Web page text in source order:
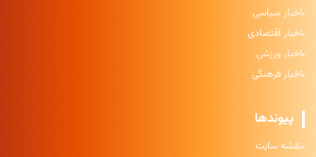
اخبار سیاسی
اخبار اقتصادی
اخبار ورزشی
اخبار فرهنگی
پیوندها
نقشه سایت